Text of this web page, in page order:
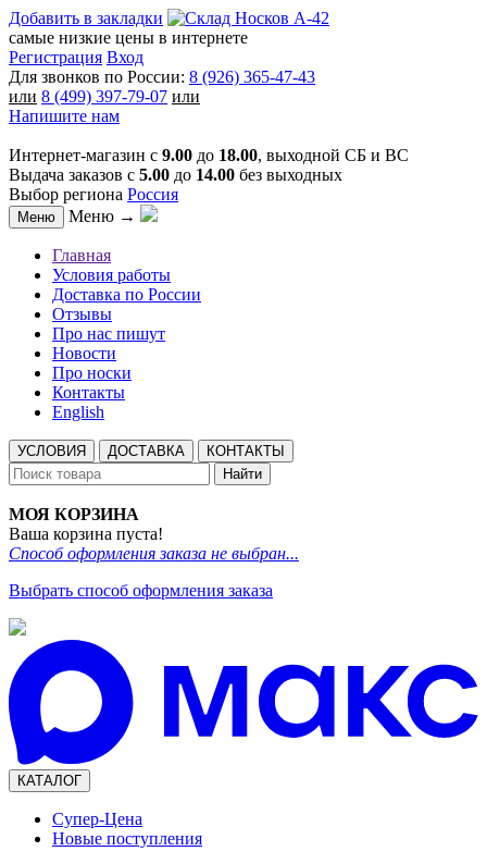
Добавить в закладки
самые низкие цены в интернете
Регистрация Вход
Для звонков по России: 8 (926) 365-47-43
или 8 (499) 397-79-07 или
Напишите нам
Интернет-магазин с 9.00 до 18.00, выходной СБ и ВС
Выдача заказов с 5.00 до 14.00 без выходных
Выбор региона Россия
Меню Меню →
Главная
Условия работы
Доставка по России
Отзывы
Про нас пишут
Новости
Про носки
Контакты
English
УСЛОВИЯ ДОСТАВКА
КОНТАКТЫ
Найти
МОЯ КОРЗИНА
Ваша корзина пуста!
Способ оформления заказа не выбран...
Выбрать способ оформления заказа
КАТАЛОГ
Супер-Цена
Новые поступления